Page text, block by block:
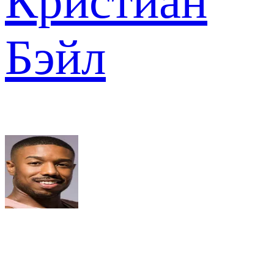
Бэйл